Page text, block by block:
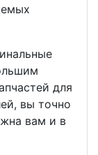
для
вы точно
вам и в